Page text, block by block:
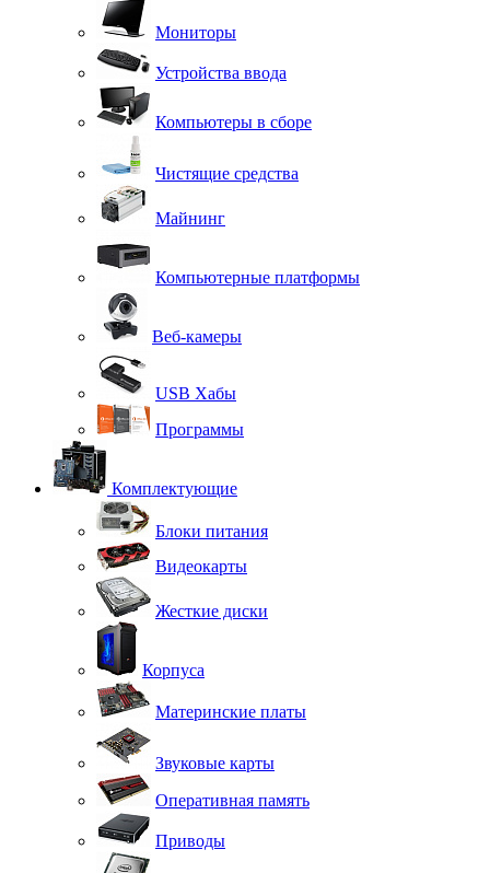
Мониторы
Устройства ввода
Компьютеры в сборе
Чистящие средства
Майнинг
Компьютерные платформы
Веб-камеры
USB Хабы
Программы
Комплектующие
Блоки питания
Видеокарты
Жесткие диски
Корпуса
Материнские платы
Звуковые карты
Оперативная память
Приводы